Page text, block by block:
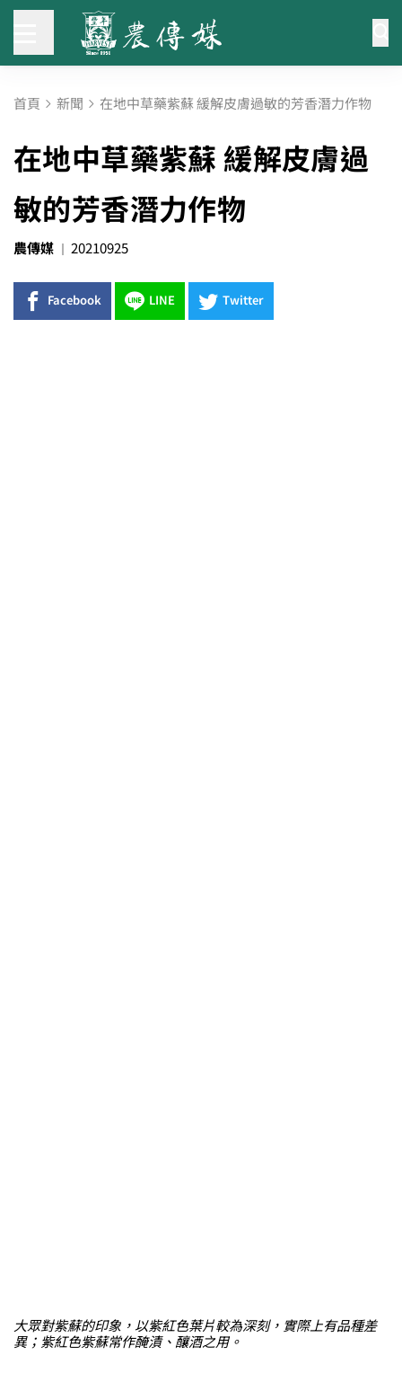
首頁 新聞 在地中草藥紫蘇 緩解皮膚過敏的芳香潛力作物
在地中草藥紫蘇 緩解皮膚過
敏的芳香潛力作物
農傳媒 20210925
Facebook LINE Twitter
大眾對紫蘇的印象，以紫紅色葉片較為深刻，實際上有品種差
異；紫紅色紫蘇常作醃漬、釀酒之用。